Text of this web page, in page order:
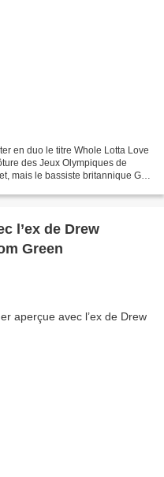
en duo le titre Whole Lotta Love
des Jeux Olympiques de
mais le bassiste britannique Guy
l’ex de Drew
Green